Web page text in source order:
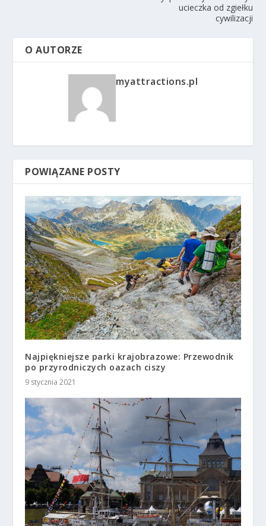
ucieczka od zgiełku
cywilizacji
O AUTORZE
myattractions.pl
POWIĄZANE POSTY
Najpiękniejsze parki krajobrazowe: Przewodnik
po przyrodniczych oazach ciszy
9 stycznia 2021